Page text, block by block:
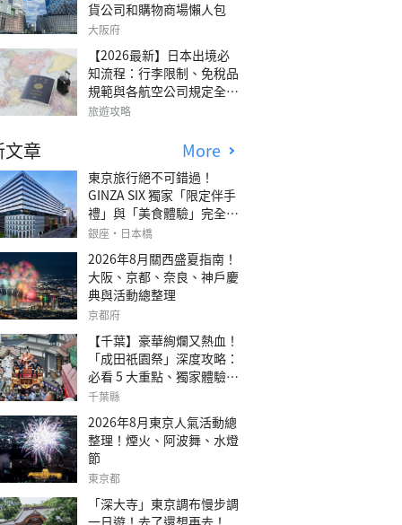
貨公司和購物商場懶人包
大阪府
【2026最新】日本出境必
知流程：行李限制、免稅品
規範與各航空公司規定全攻
略
旅遊攻略
章 More
東京旅行絕不可錯過！
GINZA SIX 獨家「限定伴手
禮」與「美食體驗」完全指
南
銀座・日本橋
2026年8月關西盛夏指南！
大阪、京都、奈良、神戶慶
典與活動總整理
京都府
【千葉】豪華絢爛又熱血！
「成田祇園祭」深度攻略：
必看 5 大重點、獨家體驗指
南
千葉縣
2026年8月東京人氣活動總
整理！煙火、阿波舞、水燈
節
東京都
「深大寺」東京調布慢步調
一日遊！去了還想再去！